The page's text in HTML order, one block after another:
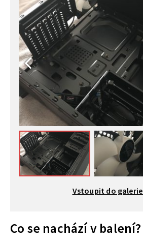
Vstoupit do galerie
Co se nachází v balení?